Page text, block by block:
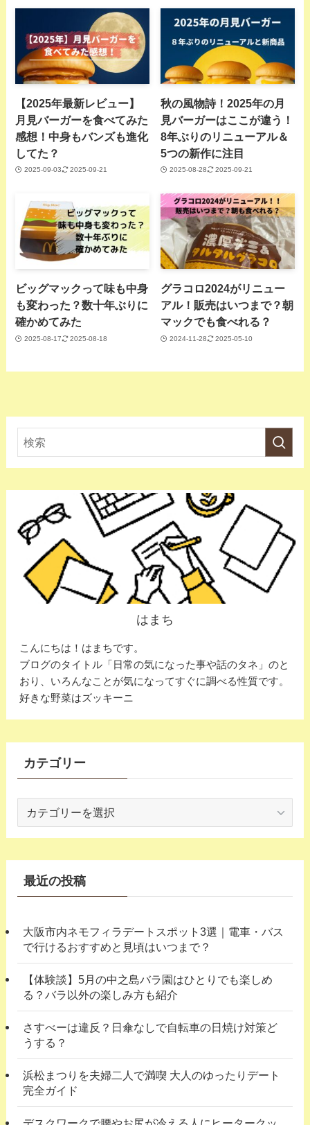
【2025年最新レビュー】
月見バーガーを食べてみた
感想！中身もバンズも進化
してた？
2025-09-03 2025-09-21
秋の風物詩！2025年の月
見バーガーはここが違う！
8年ぶりのリニューアル＆
5つの新作に注目
2025-08-28 2025-09-21
ビッグマックって味も中身
も変わった？数十年ぶりに
確かめてみた
2025-08-17 2025-08-18
グラコロ2024がリニュー
アル！販売はいつまで？朝
マックでも食べれる？
2024-11-28 2025-05-10
はまち
こんにちは！はまちです。
ブログのタイトル「日常の気になった事や話のタネ」のと
おり、いろんなことが気になってすぐに調べる性質です。
好きな野菜はズッキーニ
カテゴリー
ゴ
ー
最近の投稿
大阪市内ネモフィラデートスポット3選｜電車・バス
で行けるおすすめと見頃はいつまで？
【体験談】5月の中之島バラ園はひとりでも楽しめ
る？バラ以外の楽しみ方も紹介
さすべーは違反？日傘なしで自転車の日焼け対策ど
うする？
浜松まつりを夫婦二人で満喫 大人のゆったりデート
完全ガイド